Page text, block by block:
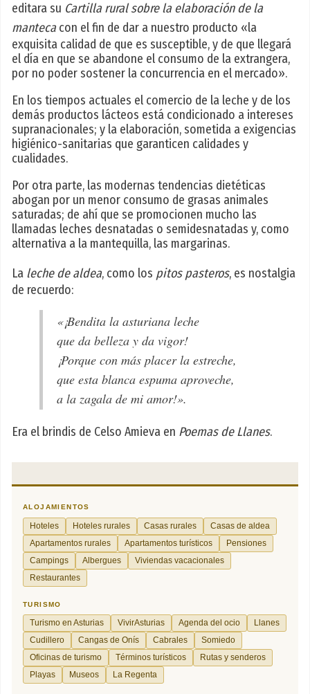
editara su Cartilla rural sobre la elaboración de la
manteca con el fin de dar a nuestro producto «la
exquisita calidad de que es susceptible, y de que llegará
el día en que se abandone el consumo de la extrangera,
por no poder sostener la concurrencia en el mercado».
En los tiempos actuales el comercio de la leche y de los
demás productos lácteos está condicionado a intereses
supranacionales; y la elaboración, sometida a exigencias
higiénico-sanitarias que garanticen calidades y
cualidades.
Por otra parte, las modernas tendencias dietéticas
abogan por un menor consumo de grasas animales
saturadas; de ahí que se promocionen mucho las
llamadas leches desnatadas o semidesnatadas y, como
alternativa a la mantequilla, las margarinas.
La leche de aldea, como los pitos pasteros, es nostalgia
de recuerdo:
«¡Bendita la asturiana leche
que da belleza y da vigor!
¡Porque con más placer la estreche,
que esta blanca espuma aproveche,
a la zagala de mi amor!».
Era el brindis de Celso Amieva en Poemas de Llanes.